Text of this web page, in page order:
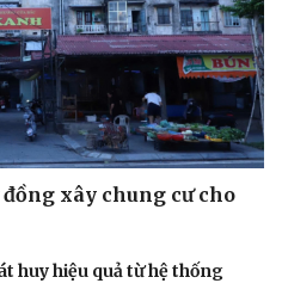
xây chung cư cho
huy hiệu quả từ hệ thống